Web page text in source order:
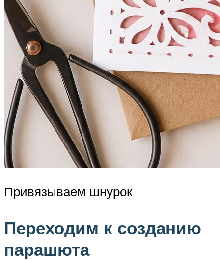
Привязываем шнурок
Переходим к созданию
парашюта